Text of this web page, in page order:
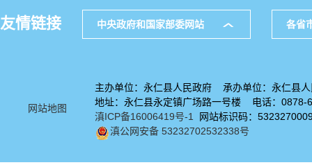
友情链接 中央政府和国家部委网站 各省
网站地图
主办单位：永仁县人民政府 承办单位：永仁县人
地址：永仁县永定镇广场路一号楼 电话：0878-
滇ICP备16006419号-1
网站标识码：
滇公网安备 53232702532338号